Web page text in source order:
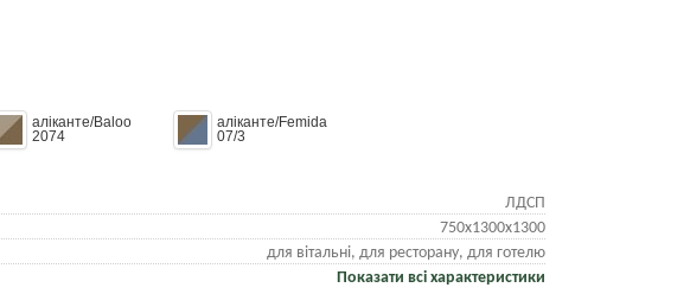
аліканте/Baloo
2074
аліканте/Femida
07/3
ЛДСП
750х1300х1300
для вітальні, для ресторану, для готелю
Показати всі характеристики